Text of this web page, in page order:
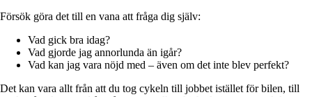
Försök göra det till en vana att fråga dig själv:
Vad gick bra idag?
Vad gjorde jag annorlunda än igår?
Vad kan jag vara nöjd med – även om det inte blev perfekt?
Det kan vara allt från att du tog cykeln till jobbet istället för bilen, till